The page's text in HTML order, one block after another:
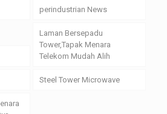
perindustrian News
Laman Bersepadu
Tower,Tapak Menara
Telekom Mudah Alih
Steel Tower Microwave